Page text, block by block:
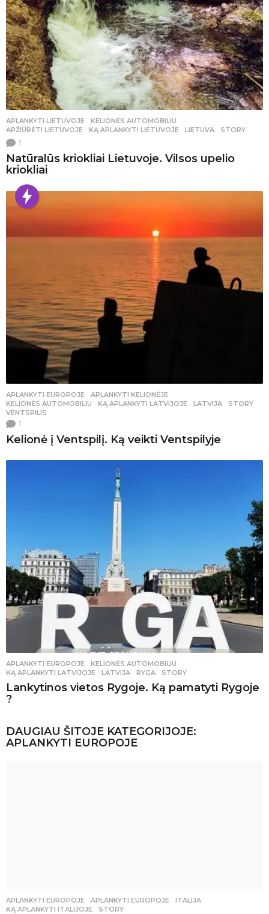
APLANKYTI LIETUVOJE ,KELIONĖS AUTOMOBILIU
APŽIŪRĖTI LIETUVOJE
,KĄ APLANKYTI LIETUVOJE ,LIETUVA ,STORY
1
Natūralūs kriokliai Lietuvoje. Vilsos upelio
kriokliai
APLANKYTI EUROPOJE ,APLANKYTI KELIONĖJE
KELIONĖS AUTOMOBILIU
KĄ APLANKYTI LATVIJOJE ,LATVIJA ,STORY
VENTSPILIS
1
Kelionė į Ventspilį. Ką veikti Ventspilyje
APLANKYTI EUROPOJE ,KELIONĖS AUTOMOBILIU
KĄ APLANKYTI LATVIJOJE
,LATVIJA ,RYGA ,STORY
Lankytinos vietos Rygoje. Ką pamatyti Rygoje
?
DAUGIAU ŠITOJE KATEGORIJOJE:
APLANKYTI EUROPOJE
APLANKYTI EUROPOJE APLANKYTI EUROPOJE ,ITALIJA
KĄ APLANKYTI ITALIJOJE
,STORY